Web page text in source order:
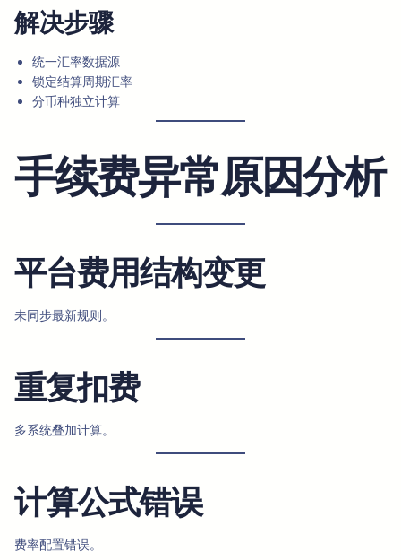
解决步骤
统一汇率数据源
锁定结算周期汇率
分币种独立计算
手续费异常原因分析
平台费用结构变更
未同步最新规则。
重复扣费
多系统叠加计算。
计算公式错误
费率配置错误。